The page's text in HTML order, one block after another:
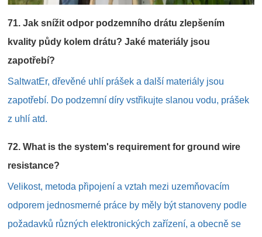
71. Jak snížit odpor podzemního drátu zlepšením
kvality půdy kolem drátu? Jaké materiály jsou
zapotřebí?
SaltwatEr, dřevěné uhlí prášek a další materiály jsou
zapotřebí. Do podzemní díry vstřikujte slanou vodu, prášek
z uhlí atd.
72. What is the system's requirement for ground wire
resistance?
Velikost, metoda připojení a vztah mezi uzemňovacím
odporem jednosmerné práce by měly být stanoveny podle
požadavků různých elektronických zařízení, a obecně se